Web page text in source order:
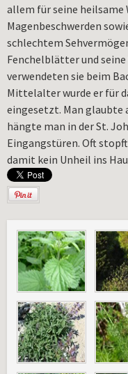
allem für seine heilsame
Magenbeschwerden
schlechtem
Fenchelblätter und seine
verwendeten sie beim
Mittelalter wurde er für
eingesetzt. Man glaubte
hängte man in der St.
Eingangstüren. Oft
damit kein Unheil ins